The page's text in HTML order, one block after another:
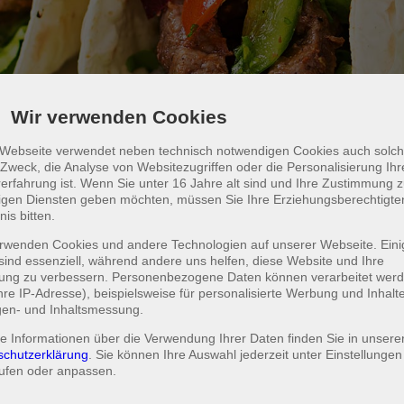
Wir verwenden Cookies
verwendet neben technisch notwendigen Cookies auch
die Analyse von Websitezugriffen oder die Personalisierung
ist. Wenn Sie unter 16 Jahre alt sind und Ihre Zustimmung
Diensten geben möchten, müssen Sie Ihre
bitten.
Cookies und andere Technologien auf unserer Webseite.
essenziell, während andere uns helfen, diese Website und Ihre
zu verbessern. Personenbezogene Daten können verarbeitet
IP-Adresse), beispielsweise für personalisierte Werbung und
und Inhaltsmessung.
Informationen über die Verwendung Ihrer Daten finden Sie in
. Sie können Ihre Auswahl jederzeit unter Einstellungen
oder anpassen.
191 Tacos
direkt aus Mexiko, Zwiebeln, Paprika und
Hackfleisch gefüllt, mit Käse überbacken, dazu
ein kleiner gemischter Salat
12,00 € HINZUFÜGEN